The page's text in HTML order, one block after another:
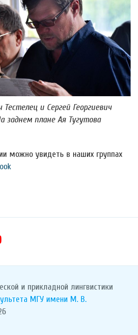
Тестелец и Сергей Георгиевич
заднем плане Ая Тугутова
можно увидеть в наших группах
и прикладной лингвистики
МГУ имени М. В.